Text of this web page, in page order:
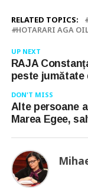
RELATED TOPICS:
HOTARARI AGA
UP NEXT
RAJA
peste jumătate
DON'T MISS
Alte persoane
Marea Egee,